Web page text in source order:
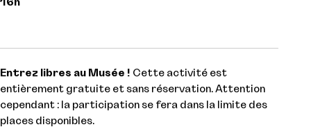
16h
Entrez libres au Musée ! Cette activité est
entièrement gratuite et sans réservation. Attention
cependant : la participation se fera dans la limite des
places disponibles.